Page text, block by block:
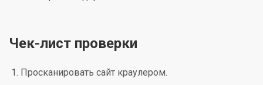
Чек-лист проверки
Просканировать сайт краулером.